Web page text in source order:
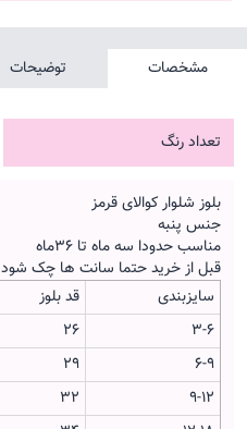
مشخصات توضیحات
تعداد رنگ
بلوز شلوار کوالای قرمز
جنس پنبه
مناسب حدودا سه ماه تا 36ماه
قبل از خرید حتما سانت ها چک شود
سایزبندی
قد بلوز
3-6
26
6-9
29
9-12
32